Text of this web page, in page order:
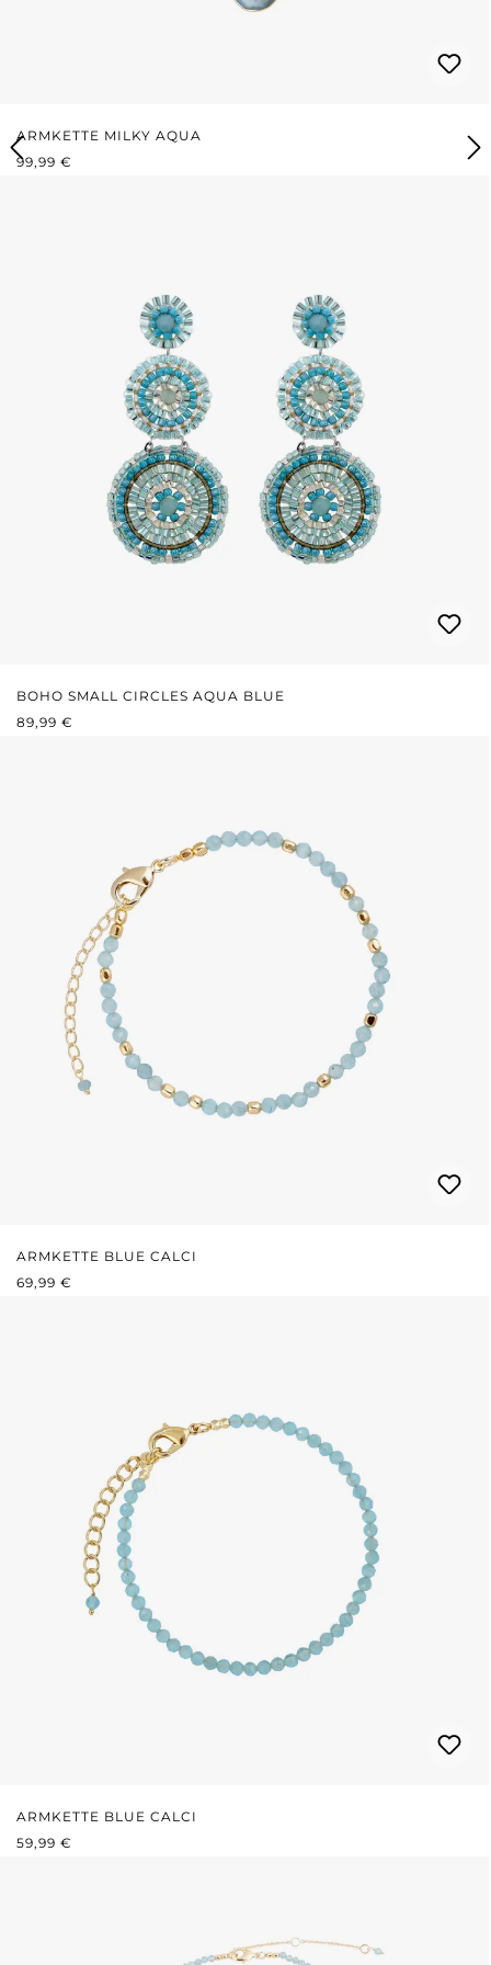
ARMKETTE MILKY AQUA
REGULÄRER PREIS:
99,99 €
BOHO SMALL CIRCLES AQUA BLUE
REGULÄRER PREIS:
89,99 €
ARMKETTE BLUE CALCI
REGULÄRER PREIS:
69,99 €
ARMKETTE BLUE CALCI
REGULÄRER PREIS:
59,99 €